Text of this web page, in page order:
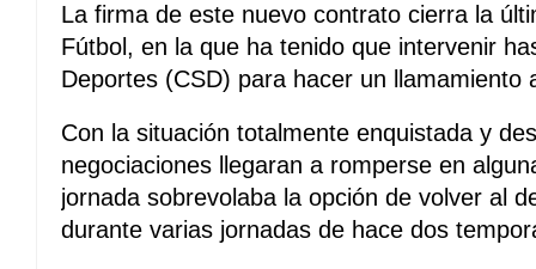
La firma de este nuevo contrato cierra la
Fútbol, en la que ha tenido que intervenir
Deportes (CSD) para hacer un llamamiento
Con la situación totalmente enquistada y
negociaciones llegaran a romperse en
jornada sobrevolaba la opción de volver al
durante varias jornadas de hace dos